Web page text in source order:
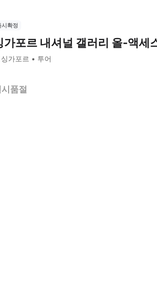
시확정
가포르 내셔널 갤러리 올-액세
싱가포르 투어
품절